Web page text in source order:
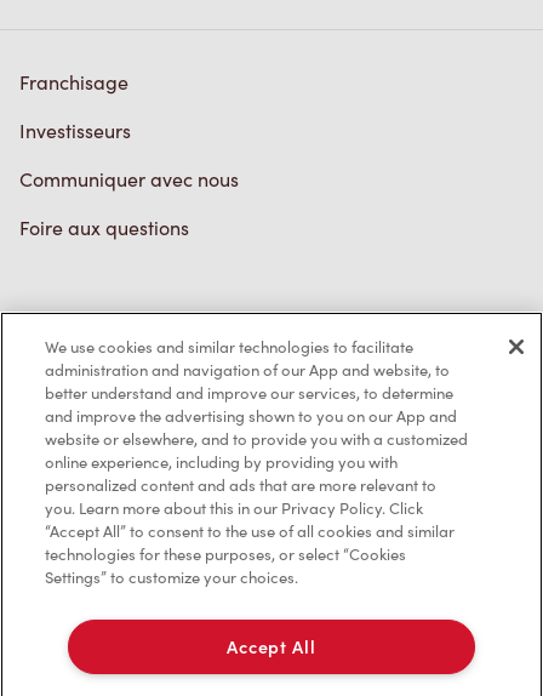
Franchisage
Investisseurs
Communiquer avec nous
Foire aux questions
Politique de confidentialité
Conditions de service
Marques de commerce
Accessibilité
Diagnostic
Contactez-nous
We use cookies and similar technologies to facilitate
administration and navigation of our App and website, to
better understand and improve our services, to determine
and improve the advertising shown to you on our App and
website or elsewhere, and to provide you with a customized
online experience, including by providing you with
personalized content and ads that are more relevant to
you. Learn more about this in our Privacy Policy. Click
“Accept All” to consent to the use of all cookies and similar
technologies for these purposes, or select “Cookies
Settings” to customize your choices.
Accept All